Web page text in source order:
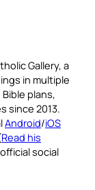
Gallery, a
in multiple
plans,
since 2013.
Android/iOS
Read his
social